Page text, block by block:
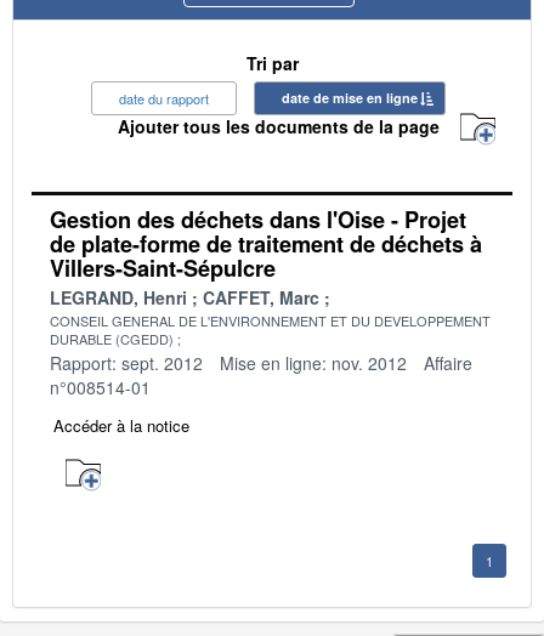
Tri par
date du rapport date de mise en ligne
Ajouter tous les documents de la page
Gestion des déchets dans l'Oise - Projet
de plate-forme de traitement de déchets à
Villers-Saint-Sépulcre
LEGRAND, Henri CAFFET, Marc
CONSEIL GENERAL DE L'ENVIRONNEMENT ET DU DEVELOPPEMENT
DURABLE (CGEDD)
Rapport: sept. 2012 Mise en ligne: nov. 2012
Affaire
n°008514-01
Accéder à la notice
1